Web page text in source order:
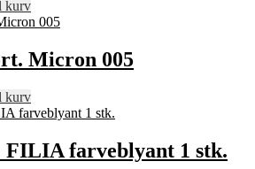
kurv
Micron 005
kurv
farveblyant 1 stk.